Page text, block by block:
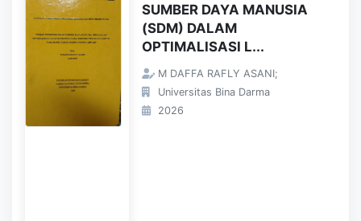
SUMBER DAYA MANUSIA
(SDM) DALAM
OPTIMALISASI L...
M DAFFA RAFLY ASANI;
Universitas Bina Darma
2026